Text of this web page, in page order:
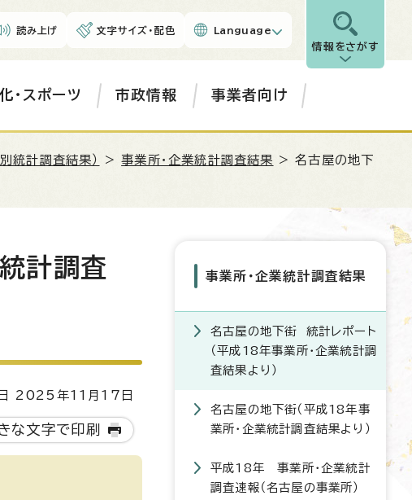
読み上げ 文字サイズ・配色 Language
情報をさがす
・スポーツ 市政情報 事業者向け
統計調査結果） >事業所・企業統計調査結果 > 名古屋の地下
計調査
2025年11月17日
な文字で印刷
事業所・企業統計調査結果
名古屋の地下街 統計レポート
（平成18年事業所・企業統計調
査結果より）
名古屋の地下街（平成18年事
業所・企業統計調査結果より）
平成18年 事業所・企業統計
調査速報（名古屋の事業所）